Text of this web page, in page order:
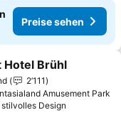
Preise sehen
hinzufügen
Hotel Brühl
2’111
Amusement Park
Design